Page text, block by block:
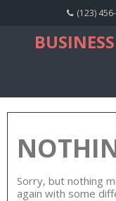
(123)
Sorry, but nothing
again with some